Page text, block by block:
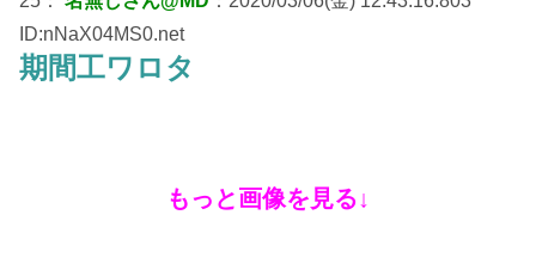
ID:nNaX04MS0.net
期間工ワロタ
もっと画像を見る↓